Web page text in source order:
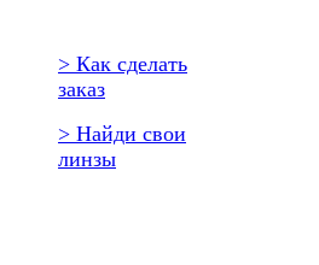
> Как сделать
заказ
> Найди свои
линзы